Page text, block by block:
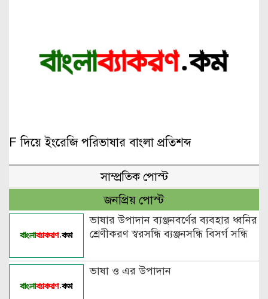
F দিয়ে ইংরেজি পরিভাষার বাংলা প্রতিশব্দ
সাম্প্রতিক পোস্ট
জনপ্রিয় পোস্ট
ভাষার উপাদান ব্যঞ্জনবর্ণের ব্যবহার ধ্বনির
শ্রেণীকরণ স্বরসন্ধি ব্যঞ্জনসন্ধি বিসর্গ সন্ধি
ভাষা ও এর উপাদান